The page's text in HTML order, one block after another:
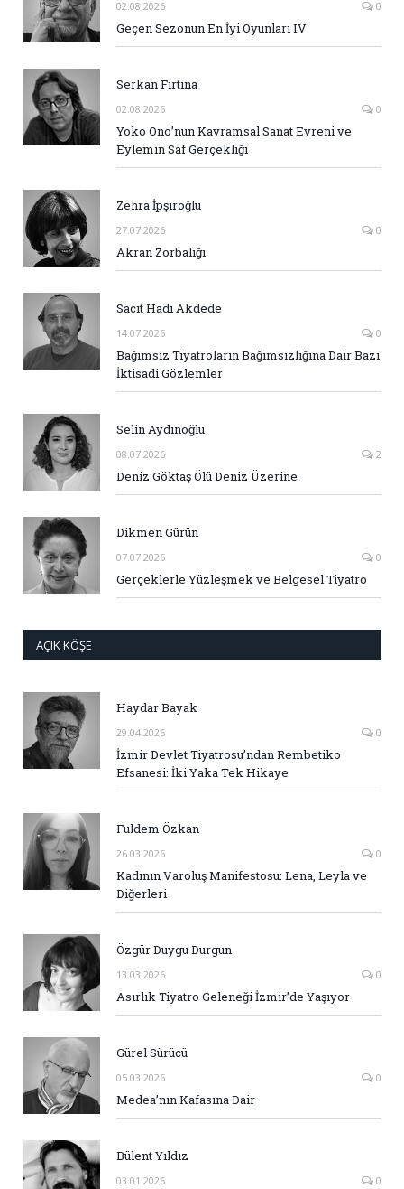
02.08.2026 0
Geçen Sezonun En İyi Oyunları IV
Serkan Fırtına
02.08.2026 0
Yoko Ono’nun Kavramsal Sanat Evreni ve
Eylemin Saf Gerçekliği
Zehra İpşiroğlu
27.07.2026 0
Akran Zorbalığı
Sacit Hadi Akdede
14.07.2026 0
Bağımsız Tiyatroların Bağımsızlığına Dair Bazı
İktisadi Gözlemler
Selin Aydınoğlu
08.07.2026 2
Deniz Göktaş Ölü Deniz Üzerine
Dikmen Gürün
07.07.2026 0
Gerçeklerle Yüzleşmek ve Belgesel Tiyatro
AÇIK KÖŞE
Haydar Bayak
29.04.2026 0
İzmir Devlet Tiyatrosu’ndan Rembetiko
Efsanesi: İki Yaka Tek Hikaye
Fuldem Özkan
26.03.2026 0
Kadının Varoluş Manifestosu: Lena, Leyla ve
Diğerleri
Özgür Duygu Durgun
13.03.2026 0
Asırlık Tiyatro Geleneği İzmir’de Yaşıyor
Gürel Sürücü
05.03.2026 0
Medea’nın Kafasına Dair
Bülent Yıldız
03.01.2026 0